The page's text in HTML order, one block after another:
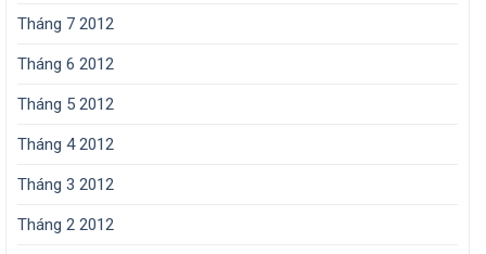
Tháng 7 2012
Tháng 6 2012
Tháng 5 2012
Tháng 4 2012
Tháng 3 2012
Tháng 2 2012